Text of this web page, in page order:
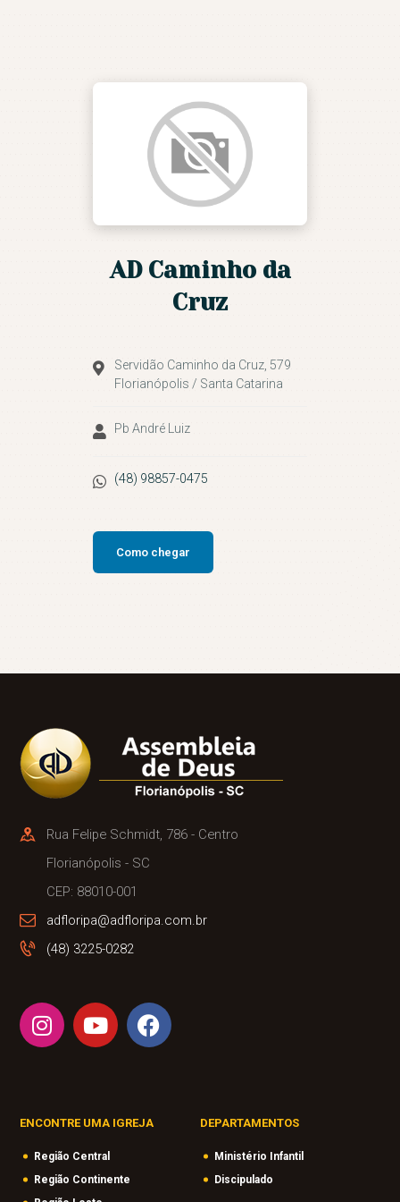
FLORIANÓPOLIS
NOSSA IGREJA
MINISTÉRIOS
AGENDA DE EVENTOS
PREGAÇÕES
SEJA UM VOLUNTÁRIO
AD Caminho da
Cruz
Servidão Caminho da Cruz, 579
Florianópolis / Santa Catarina
Pb André Luiz
(48) 98857-0475
Como chegar
Rua Felipe Schmidt, 786 - Centro
Florianópolis - SC
CEP: 88010-001
adfloripa@adfloripa.com.br
(48) 3225-0282
ENCONTRE UMA IGREJA
Região Central
Região Continente
DEPARTAMENTOS
Ministério Infantil
Discipulado